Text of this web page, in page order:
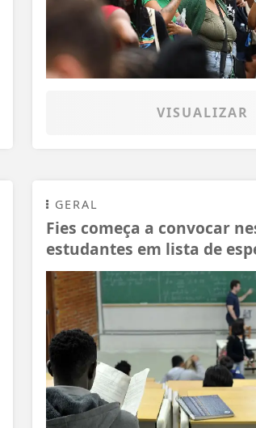
VISUALIZAR
GERAL
Fies começa a convocar
estudantes em lista de